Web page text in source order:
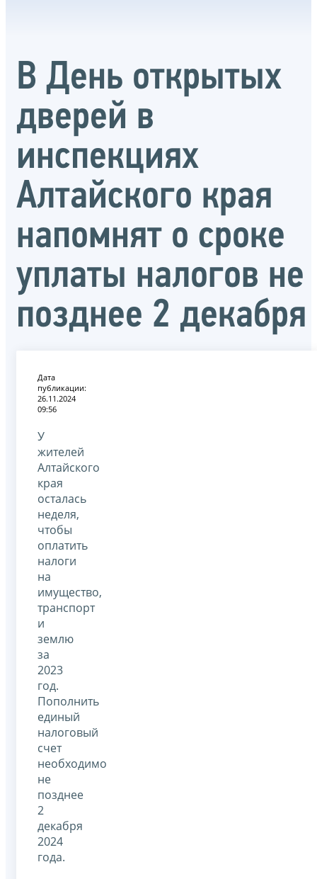
В День открытых
дверей в
инспекциях
Алтайского края
напомнят о сроке
уплаты налогов не
позднее 2 декабря
Дата
публикации:
26.11.2024
09:56
У
жителей
Алтайского
края
осталась
неделя,
чтобы
оплатить
налоги
на
имущество,
транспорт
и
землю
за
2023
год.
Пополнить
единый
налоговый
счет
необходимо
не
позднее
2
декабря
2024
года.